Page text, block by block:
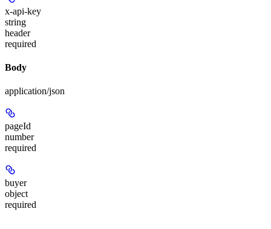
x-api-key
string
header
required
Body
application/json
pageId
number
required
buyer
object
required